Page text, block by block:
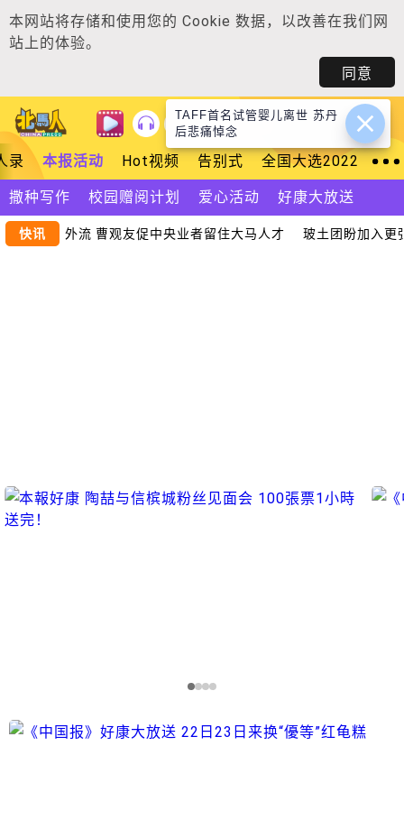
本网站将存储和使用您的 Cookie 数据，以改善在我们网
站上的体验。
同意
登入
录 本报活动 Hot视频 告别式 全国大选2022
撒种写作 校园赠阅计划 爱心活动 好康大放送
快讯
高 人才恐外流 曹观友促中央业者留住大马人才 玻土团盼加入更
TAFF首名试管婴儿离世 苏丹
后悲痛悼念